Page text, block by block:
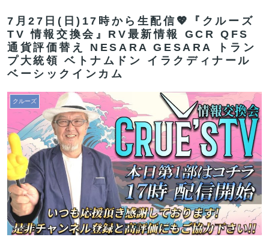
7月27日(日)17時から生配信💖『クルーズ
TV 情報交換会』RV最新情報 GCR QFS
通貨評価替え NESARA GESARA トラン
プ大統領 ベトナムドン イラクディナール
ベーシックインカム
クルーズ